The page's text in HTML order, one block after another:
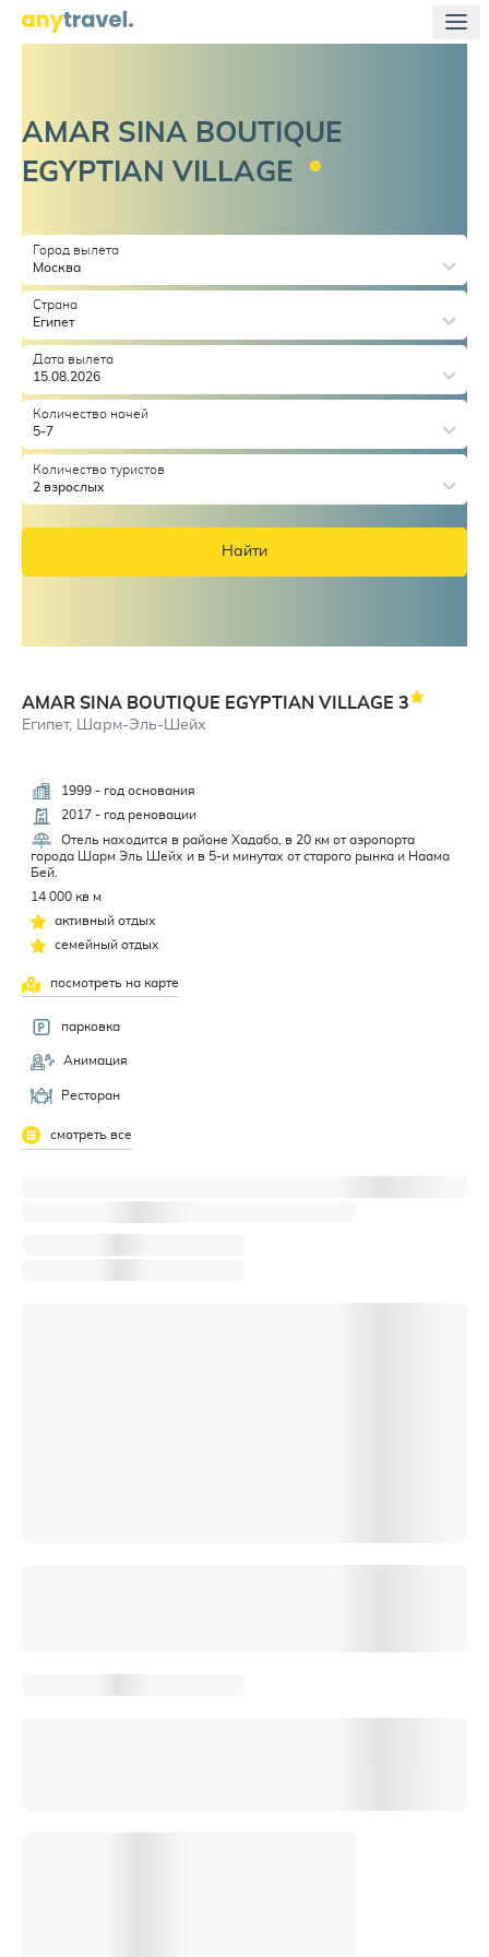
AMAR SINA BOUTIQUE
EGYPTIAN VILLAGE
Город вылета
Москва
Страна
Египет
Дата вылета
15.08.2026
Количество ночей
5-7
Количество туристов
2 взрослых
Найти
AMAR SINA BOUTIQUE EGYPTIAN VILLAGE 3
Египет, Шарм-Эль-Шейх
1999 - год основания
2017 - год реновации
Отель находится в районе Хадаба, в 20 км от аэропорта
города Шарм Эль Шейх и в 5-и минутах от старого рынка и Наама
Бей.
14 000 кв м
активный отдых
семейный отдых
посмотреть на карте
парковка
Анимация
Ресторан
смотреть все